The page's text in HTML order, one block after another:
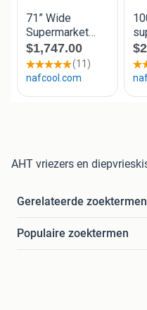
AHT vriezers en
Gerelateerde zoektermen
Populaire zoektermen